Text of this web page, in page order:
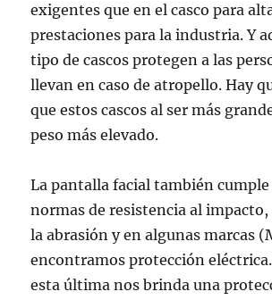
exigentes que en el casco para
prestaciones para la industria. Y
tipo de cascos protegen a las
llevan en caso de atropello. Hay
que estos cascos al ser más
peso más elevado.
La pantalla facial también
normas de resistencia al
la abrasión y en algunas marcas
encontramos protección
esta última nos brinda una